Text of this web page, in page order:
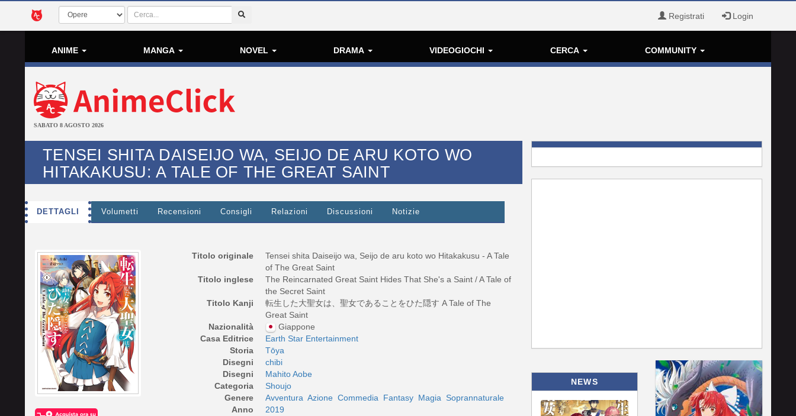
Registrati Login
ANIME MANGA NOVEL DRAMA VIDEOGIOCHI CERCA COMMUNITY
SABATO 8 AGOSTO 2026
TENSEI SHITA DAISEIJO WA, SEIJO DE ARU KOTO WO
HITAKAKUSU: A TALE OF THE GREAT SAINT
DETTAGLI Volumetti Recensioni Consigli Relazioni Discussioni Notizie
Titolo originale
Tensei shita Daiseijo wa, Seijo de aru koto wo Hitakakusu - A Tale
of The Great Saint
Titolo inglese
The Reincarnated Great Saint Hides That She's a Saint / A Tale of
the Secret Saint
Titolo Kanji
転生した大聖女は、聖女であることをひた隠す A Tale of The
Great Saint
Nazionalità
Giappone
Casa Editrice
Earth Star Entertainment
Storia
Tōya
Disegni
chibi
Disegni
Mahito Aobe
Categoria
Shoujo
Genere
Avventura Azione Commedia Fantasy Magia Soprannaturale
Anno
2019
NEWS